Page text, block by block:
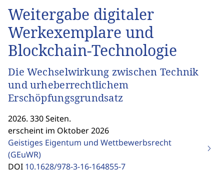
Weitergabe digitaler
Werkexemplare und
Blockchain-Technologie
Die Wechselwirkung zwischen Technik
und urheberrechtlichem
Erschöpfungsgrundsatz
2026. 330 Seiten.
erscheint im Oktober 2026
Geistiges Eigentum und Wettbewerbsrecht
(GEuWR)
DOI 10.1628/978-3-16-164855-7